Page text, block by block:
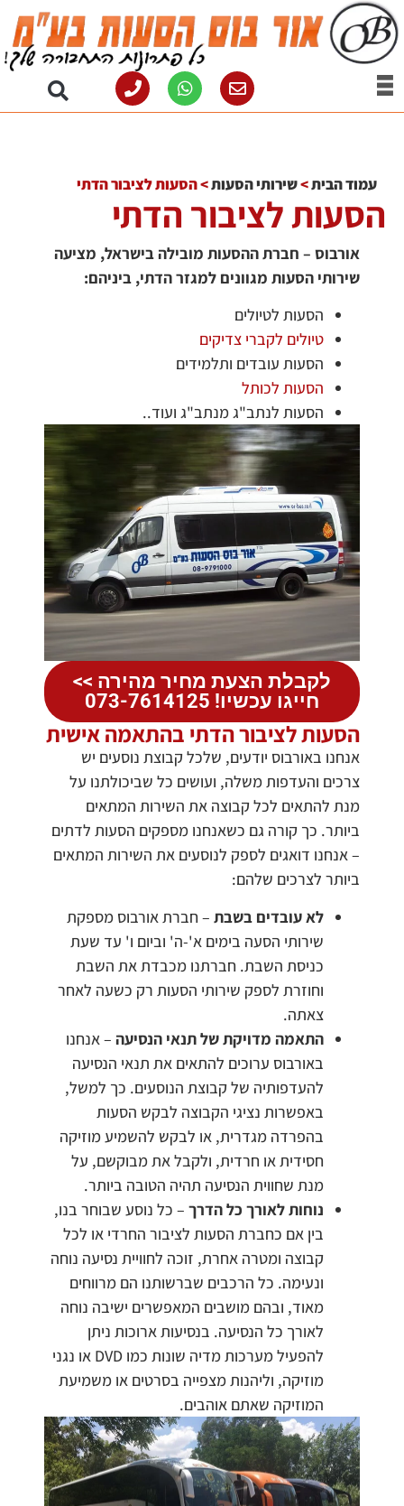
עמוד הבית>שירותי הסעות>הסעות לציבור הדתי
הסעות לציבור הדתי
אורבוס – חברת ההסעות מובילה בישראל, מציעה
שירותי הסעות מגוונים למגזר הדתי, ביניהם:
הסעות לטיולים
טיולים לקברי צדיקים
הסעות עובדים ותלמידים
הסעות לכותל
הסעות לנתב"ג מנתב"ג ועוד..
לקבלת הצעת מחיר מהירה >>
חייגו עכשיו! 073-7614125
הסעות לציבור הדתי בהתאמה אישית
אנחנו באורבוס יודעים, שלכל קבוצת נוסעים יש
צרכים והעדפות משלה, ועושים כל שביכולתנו על
מנת להתאים לכל קבוצה את השירות המתאים
ביותר. כך קורה גם כשאנחנו מספקים הסעות לדתים
– אנחנו דואגים לספק לנוסעים את השירות המתאים
ביותר לצרכים שלהם:
לא עובדים בשבת – חברת אורבוס מספקת
שירותי הסעה בימים א'-ה' וביום ו' עד שעת
כניסת השבת. חברתנו מכבדת את השבת
וחוזרת לספק שירותי הסעות רק כשעה לאחר
צאתה.
התאמה מדויקת של תנאי הנסיעה – אנחנו
באורבוס ערוכים להתאים את תנאי הנסיעה
להעדפותיה של קבוצת הנוסעים. כך למשל,
באפשרות נציגי הקבוצה לבקש הסעות
בהפרדה מגדרית, או לבקש להשמיע מוזיקה
חסידית או חרדית, ולקבל את מבוקשם, על
מנת שחווית הנסיעה תהיה הטובה ביותר.
נוחות לאורך כל הדרך – כל נוסע שבוחר בנו,
בין אם כחברת הסעות לציבור החרדי או לכל
קבוצה ומטרה אחרת, זוכה לחוויית נסיעה נוחה
ונעימה. כל הרכבים שברשותנו הם מרווחים
מאוד, ובהם מושבים המאפשרים ישיבה נוחה
לאורך כל הנסיעה. בנסיעות ארוכות ניתן
להפעיל מערכות מדיה שונות כמו DVD או נגני
מוזיקה, וליהנות מצפייה בסרטים או משמיעת
המוזיקה שאתם אוהבים.